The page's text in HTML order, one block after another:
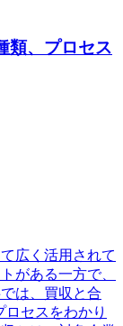
類、プロセス
広く活用されて
がある一方で、
は、買収と合
セスをわかり